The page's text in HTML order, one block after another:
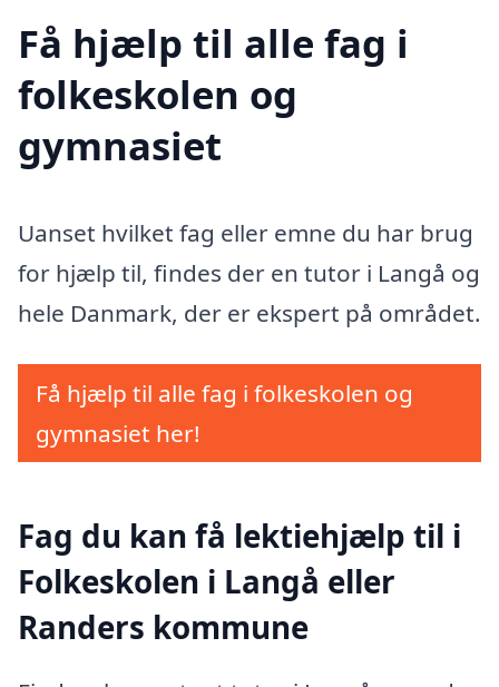
Få hjælp til alle fag i
folkeskolen og
gymnasiet
Uanset hvilket fag eller emne du har brug
for hjælp til, findes der en tutor i Langå og
hele Danmark, der er ekspert på området.
Få hjælp til alle fag i folkeskolen og
gymnasiet her!
Fag du kan få lektiehjælp til i
Folkeskolen i Langå eller
Randers kommune